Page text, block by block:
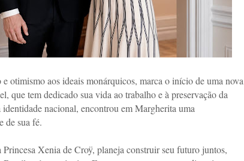
otimismo aos ideais monárquicos, marca o início de uma nova
que tem dedicado sua vida ao trabalho e à preservação da
nacional, encontrou em Margherita uma
de sua fé.
Xenia de Croÿ, planeja construir seu futuro juntos,